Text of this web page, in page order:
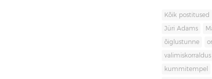
Kõik postitused
Jüri Adams
õiglustunne
valimiskorraldus
kummitempel